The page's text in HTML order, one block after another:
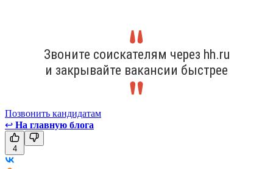
Звоните соискателям через hh.ru
и закрывайте вакансии быстрее
Позвонить кандидатам
↩ На главную блога
4